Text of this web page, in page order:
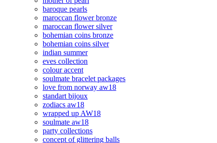
baroque pearls
maroccan flower bronze
maroccan flower silver
bohemian coins bronze
bohemian coins silver
indian summer
eves collection
colour accent
soulmate bracelet packages
love from norway aw18
standart bijoux
zodiacs aw18
wrapped up AW18
soulmate aw18
party collections
concept of glittering balls